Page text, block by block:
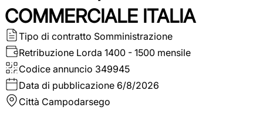
COMMERCIALE ITALIA
Tipo di contratto Somministrazione
Retribuzione Lorda 1400 - 1500 mensile
Codice annuncio 349945
Data di pubblicazione 6/8/2026
Città Campodarsego